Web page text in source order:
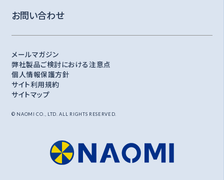
お問い合わせ
メールマガジン
弊社製品ご検討における注意点
個人情報保護方針
サイト利用規約
サイトマップ
© NAOMI CO., LTD. ALL RIGHTS RESERVED.